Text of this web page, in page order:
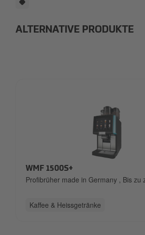
ALTERNATIVE PRODUKTE
WMF 1500S+
Profibrüher made in Germany , Bis zu
Kaffee & Heissgetränke